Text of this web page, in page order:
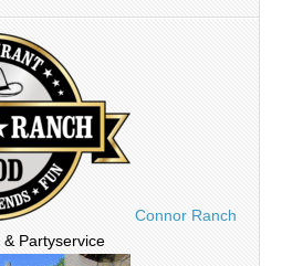
Connor Ranch
Partyservice